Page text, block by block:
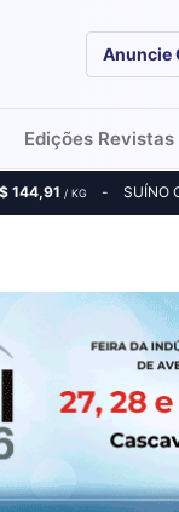
Anuncie
Edições Revistas
144,91 / KG SUÍNO